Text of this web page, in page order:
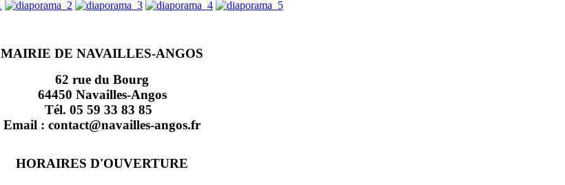
MAIRIE DE NAVAILLES-ANGOS
62 rue du Bourg
64450 Navailles-Angos
Tél. 05 59 33 83 85
Email : contact@navailles-angos.fr
HORAIRES D'OUVERTURE